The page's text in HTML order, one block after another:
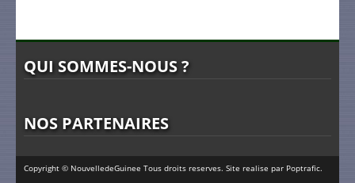
QUI SOMMES-NOUS ?
NOS PARTENAIRES
Copyright © NouvelledeGuinee Tous droits reserves. Site realise par Poptrafic.